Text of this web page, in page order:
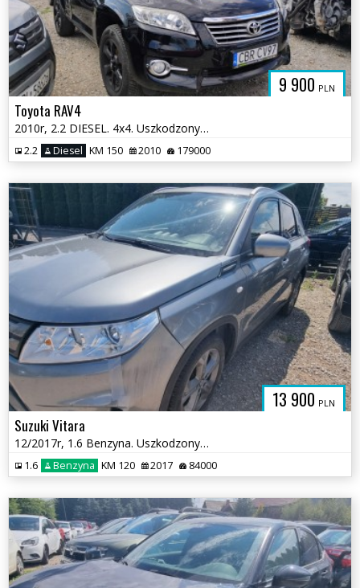
9 900 PLN
Toyota RAV4
2010r, 2.2 DIESEL. 4x4. Uszkodzony lewy bok. Jeździ
2.2 Diesel KM 150 2010 179000
13 900 PLN
Suzuki Vitara
12/2017r, 1.6 Benzyna. Uszkodzony prawy przód .
1.6 Benzyna KM 120 2017 84000